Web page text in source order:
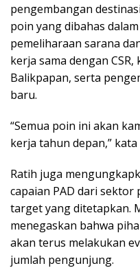
pengembangan
poin yang dibahas
pemeliharaan sarana
kerja sama dengan
Balikpapan, serta
baru.
“Semua poin ini akan
kerja tahun depan,” kata
Ratih juga
capaian PAD dari
target yang ditetapkan.
menegaskan bahwa
akan terus melakukan
jumlah pengunjung.